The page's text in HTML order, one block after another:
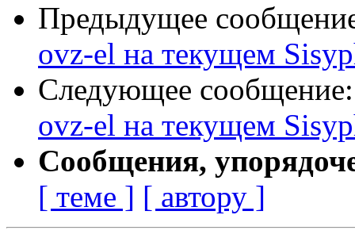
Предыдущее
ovz-el на текущем
Следующее
ovz-el на текущем
Сообщения,
[ теме ] [ автору ]